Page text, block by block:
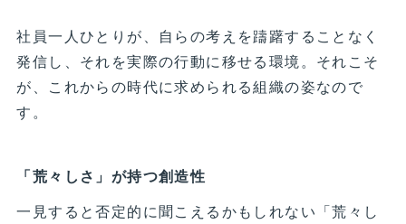
社員一人ひとりが、自らの考えを躊躇することなく
発信し、それを実際の行動に移せる環境。それこそ
が、これからの時代に求められる組織の姿なので
す。
「荒々しさ」が持つ創造性
一見すると否定的に聞こえるかもしれない「荒々し